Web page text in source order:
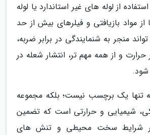
از لوله های غیر استاندارد یا لوله
مواد بازیافتی و فیلرهای بیش از حد
منجر به شنمایندگی در برابر ضربه،
حرارت و از همه مهم تر، انتشار شعله در
تنها یک برچسب نیست؛ بلکه مجموعه
شیمیایی و حرارتی است که تضمین
در شرایط سخت محیطی و تنش های